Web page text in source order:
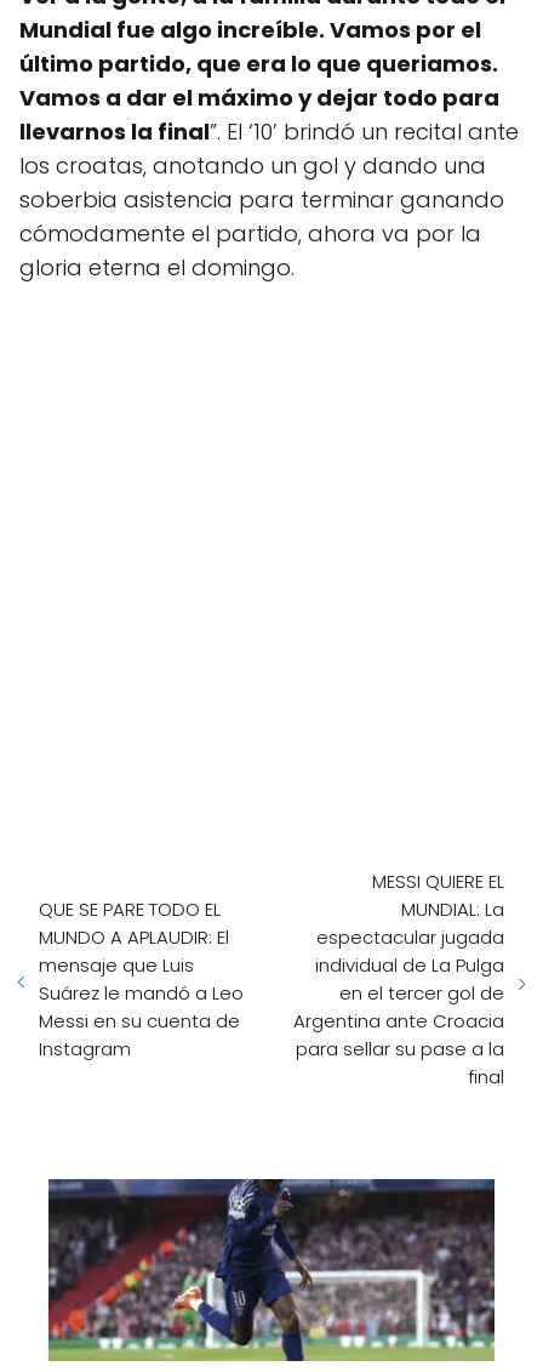
Mundial fue algo increíble. Vamos por el
último partido, que era lo que queriamos.
Vamos a dar el máximo y dejar todo para
llevarnos la final”. El ‘10’ brindó un recital ante
los croatas, anotando un gol y dando una
soberbia asistencia para terminar ganando
cómodamente el partido, ahora va por la
gloria eterna el domingo.
QUE SE PARE TODO EL
MUNDO A APLAUDIR: El
mensaje que Luis
Suárez le mandó a Leo
Messi en su cuenta de
Instagram
MESSI QUIERE EL
MUNDIAL: La
espectacular jugada
individual de La Pulga
en el tercer gol de
Argentina ante Croacia
para sellar su pase a la
final